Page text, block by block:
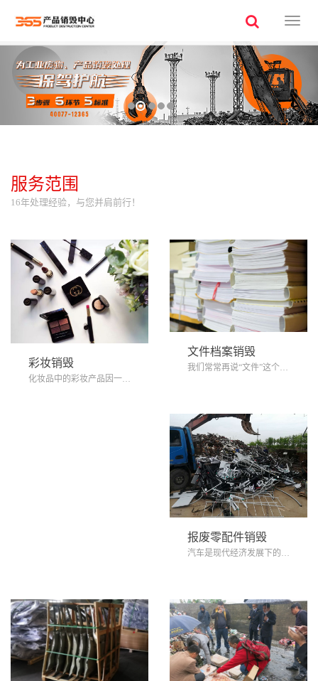
三
五
环
保
公
服务范围
16年处理经验，与您并肩前行！
彩妆销毁
文件档案销毁
我们常常再说“文件”这个词，那什么是文件...
报废零配件销毁